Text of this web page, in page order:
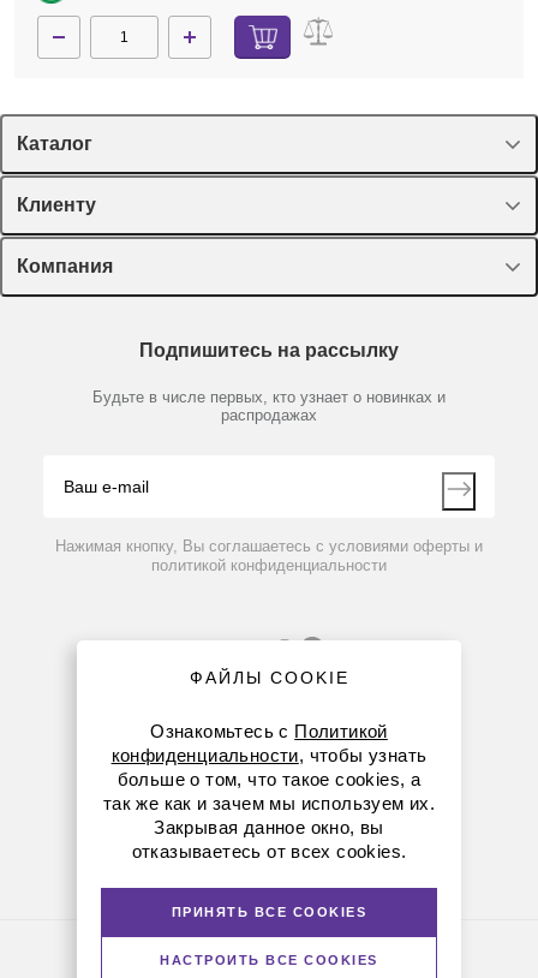
Каталог
Спецпредложения
Оборудование, приборы
Пластик, стекло, принадлежности
Химические реактивы, препараты, наборы
Производители
Клиенту
Лекторий Диаэм
Доставка и оплата
Мобильное приложение
Компания
Партнеры
Контакты
Подпишитесь на рассылку
Будьте в числе первых, кто узнает о новинках и
распродажах
Нажимая кнопку, Вы соглашаетесь с условиями оферты и
политикой конфиденциальности
8 (800) 234-05-08
+7 (923) 303-01-52
ФАЙЛЫ COOKIE
Ознакомьтесь с Политикой
конфиденциальности, чтобы узнать
больше о том, что такое cookies, а
так же как и зачем мы используем их.
Закрывая данное окно, вы
отказываетесь от всех cookies.
ПРИНЯТЬ ВСЕ COOKIES
НАСТРОИТЬ ВСЕ COOKIES